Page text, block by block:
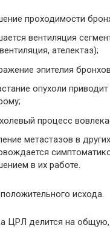
проходимости
вентиляция
ателектаз);
эпителия
опухоли
процесс
метастазов в
в их работе.
исхода.
ЦРЛ делится на